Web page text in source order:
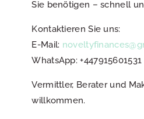
Sie benötigen – schnell
Kontaktieren Sie uns:
E-Mail:
WhatsApp: +447915601531
Vermittler, Berater und
willkommen.